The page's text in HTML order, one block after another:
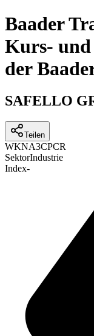
Baader
Kurs-
der
SAFELLO
Teilen
WKNA3CPCR
SektorIndustrie
Index-